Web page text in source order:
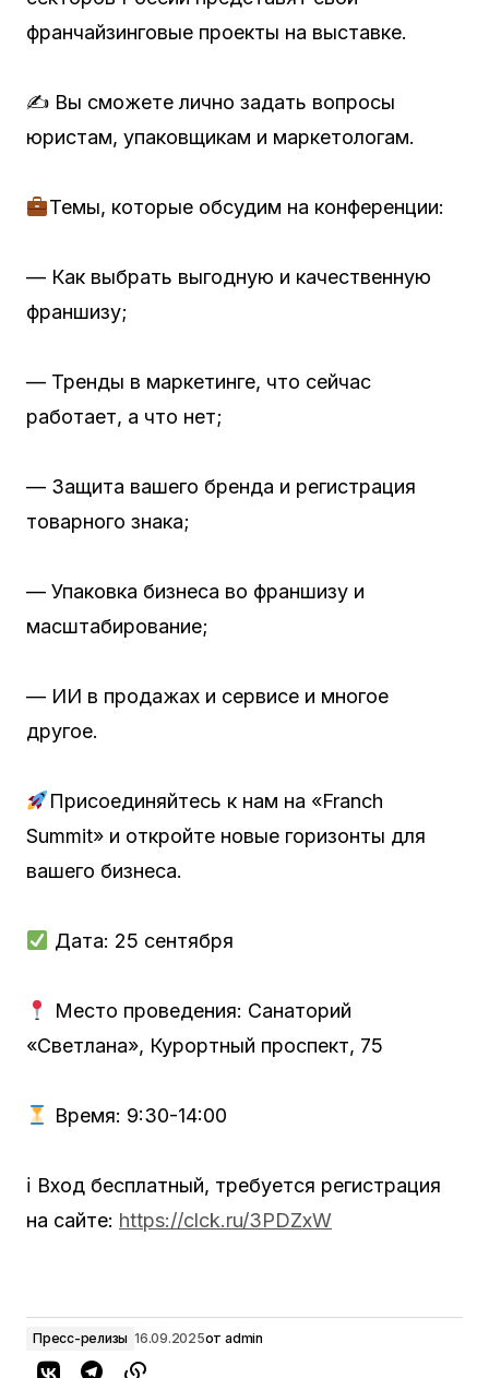
франчайзинговые проекты на выставке.
✍️ Вы сможете лично задать вопросы
юристам, упаковщикам и маркетологам.
Темы, которые обсудим на конференции:
— Как выбрать выгодную и качественную
франшизу;
— Тренды в маркетинге, что сейчас
работает, а что нет;
— Защита вашего бренда и регистрация
товарного знака;
— Упаковка бизнеса во франшизу и
масштабирование;
— ИИ в продажах и сервисе и многое
другое.
Присоединяйтесь к нам на «Franch
Summit» и откройте новые горизонты для
вашего бизнеса.
Дата: 25 сентября
Место проведения: Санаторий
«Cветлана», Курортный проспект, 75
Время: 9:30-14:00
ℹ Вход бесплатный, требуется регистрация
на сайте: https://clck.ru/3PDZxW
Пресс-релизы 16.09.2025от admin